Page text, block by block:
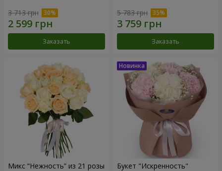
3 713 грн
Заказать
5 783 грн
Заказать
Микс “Нежность” из 21 розы Букет "Искренность"